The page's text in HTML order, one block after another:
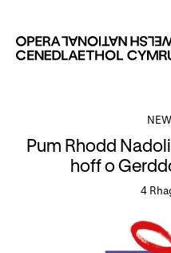
Digwyddiadur
Pum Rhodd
hoff o
4